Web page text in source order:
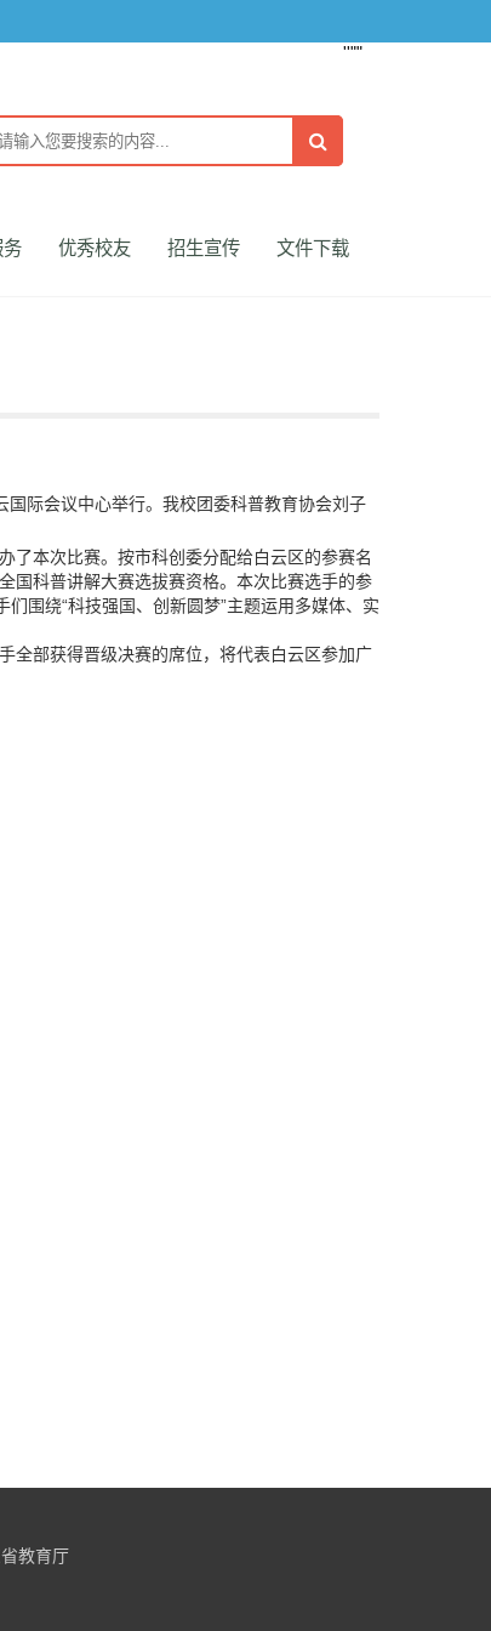
''""
务 优秀校友 招生宣传 文件下载
际会议中心举行。我校团委科普教育协会刘子
本次比赛。按市科创委分配给白云区的参赛名
国科普讲解大赛选拔赛资格。本次比赛选手的参
围绕“科技强国、创新圆梦”主题运用多媒体、实
全部获得晋级决赛的席位，将代表白云区参加广
教育厅